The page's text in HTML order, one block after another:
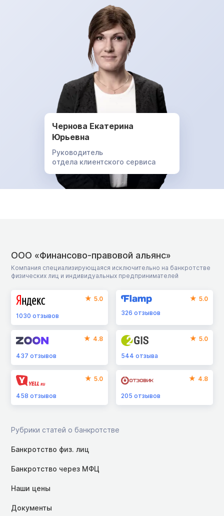
Чернова Екатерина
Юрьевна
Руководитель
отдела клиентского сервиса
ООО «Финансово-правовой альянс»
Компания специализирующаяся исключительно на банкротстве
физических лиц и индивидуальных предпринимателей
5.0
1030 отзывов
5.0
326отзывов
4.8
437 отзывов
5.0
544отзыва
5.0
458 отзывов
4.8
205отзывов
Рубрики статей о банкротстве
Банкротство физ. лиц
Банкротство через МФЦ
Наши цены
Документы